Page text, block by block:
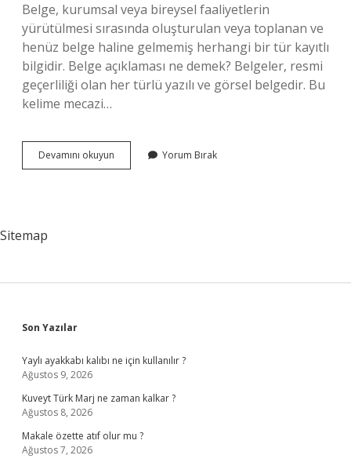
Belge, kurumsal veya bireysel faaliyetlerin
yürütülmesi sırasında oluşturulan veya toplanan ve
henüz belge haline gelmemiş herhangi bir tür kayıtlı
bilgidir. Belge açıklaması ne demek? Belgeler, resmi
geçerliliği olan her türlü yazılı ve görsel belgedir. Bu
kelime mecazi…
Devamını okuyun
Geçer
Yorum Bırak
Sitemap
Sidebar
Son Yazılar
Yaylı ayakkabı kalıbı ne için kullanılır ?
Ağustos 9, 2026
Kuveyt Türk Marj ne zaman kalkar ?
Ağustos 8, 2026
Makale özette atıf olur mu ?
Ağustos 7, 2026